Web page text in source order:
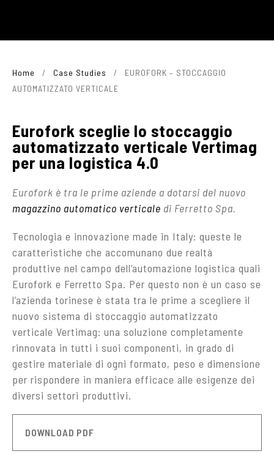
Home / Case Studies /
EUROFORK – STOCCAGGIO
AUTOMATIZZATO VERTICALE
Eurofork sceglie lo stoccaggio
automatizzato verticale Vertimag
per una logistica 4.0
Eurofork è tra le prime aziende a dotarsi del nuovo
magazzino automatico verticale di Ferretto Spa.
Tecnologia e innovazione made in Italy: queste le
caratteristiche che accomunano due realtà
produttive nel campo dell’automazione logistica quali
Eurofork e Ferretto Spa. Per questo non è un caso se
l’azienda torinese è stata tra le prime a scegliere il
nuovo sistema di stoccaggio automatizzato
verticale Vertimag: una soluzione completamente
rinnovata in tutti i suoi componenti, in grado di
gestire materiale di ogni formato, peso e dimensione
per rispondere in maniera efficace alle esigenze dei
diversi settori produttivi.
DOWNLOAD PDF